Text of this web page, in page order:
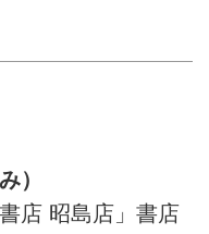
んのやさしい眼差し
）
店 昭島店」書店